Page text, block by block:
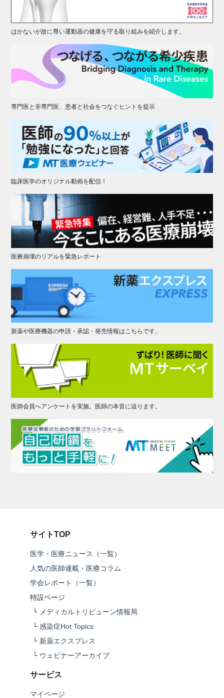
はかないが故に尊い運動器の健康を守る取り組みを紹介します。
専門医と非専門医、患者と社会をつなぐヒントを提示
臨床医学のオリジナル動画を配信！
医療崩壊のリアルを緊急レポート
新薬や医療機器の申請・承認・発売情報はこちらです。
医師会員へアンケートを実施。医師の本音に迫ります。
サイトTOP
医学・医療ニュース（一覧）
人気の医師連載・医療コラム
学会レポート（一覧）
特設ページ
└ メディカルトリビューン情報局
└ 感染症Hot Topics
└ 新薬エクスプレス
└ ウェビナーアーカイブ
サービス
マイページ